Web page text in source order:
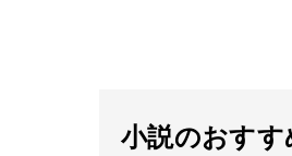
小説のおすす